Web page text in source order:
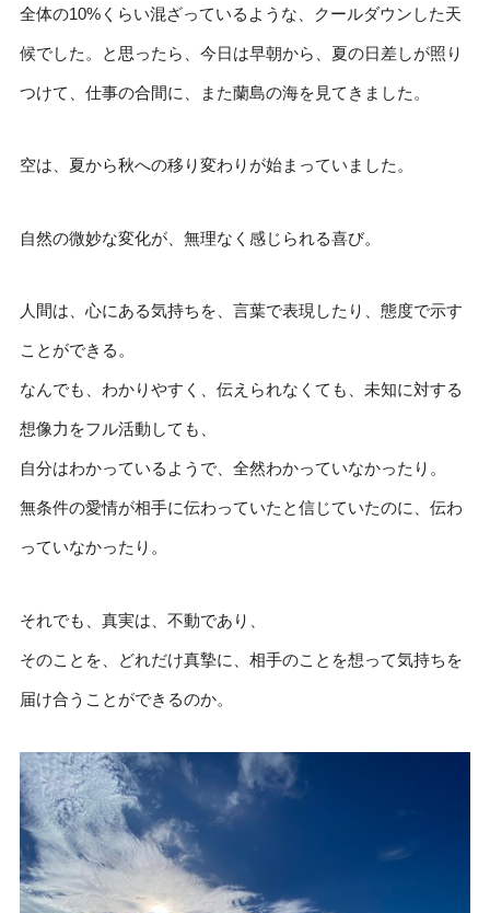
全体の10%くらい混ざっているような、クールダウンした天
候でした。と思ったら、今日は早朝から、夏の日差しが照り
つけて、仕事の合間に、また蘭島の海を見てきました。
空は、夏から秋への移り変わりが始まっていました。
自然の微妙な変化が、無理なく感じられる喜び。
人間は、心にある気持ちを、言葉で表現したり、態度で示す
ことができる。
なんでも、わかりやすく、伝えられなくても、未知に対する
想像力をフル活動しても、
自分はわかっているようで、全然わかっていなかったり。
無条件の愛情が相手に伝わっていたと信じていたのに、伝わ
っていなかったり。
それでも、真実は、不動であり、
そのことを、どれだけ真摯に、相手のことを想って気持ちを
届け合うことができるのか。